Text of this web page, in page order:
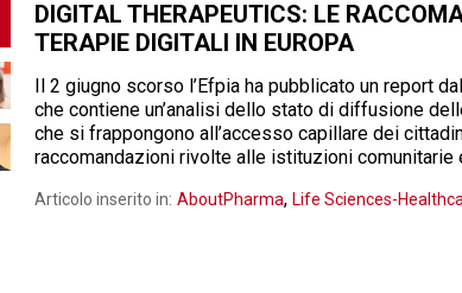
DIGITAL THERAPEUTICS: LE
TERAPIE DIGITALI IN EUROPA
Il 2 giugno scorso l’Efpia ha pubblicato un report
che contiene un’analisi dello stato di diffusione
che si frappongono all’accesso capillare dei
raccomandazioni rivolte alle istituzioni comunitarie
Articolo inserito in: AboutPharma, Life Sciences-